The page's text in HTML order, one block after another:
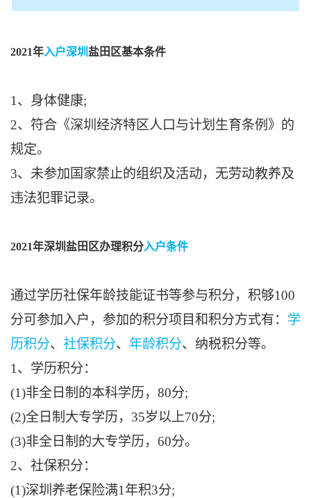
2021年入户深圳 盐田区基本条件
1、身体健康;
2、符合《深圳经济特区人口与计划生育条例》的
规定。
3、未参加国家禁止的组织及活动，无劳动教养及
违法犯罪记录。
2021年深圳盐田区办理积分入户条件
通过学历社保年龄技能证书等参与积分，积够100
分可参加入户，参加的积分项目和积分方式有： 学
历积分、 社保积分、 年龄积分、纳税积分等。
1、学历积分：
(1)非全日制的本科学历，80分;
(2)全日制大专学历，35岁以上70分;
(3)非全日制的大专学历，60分。
2、社保积分：
(1)深圳养老保险满1年积3分;